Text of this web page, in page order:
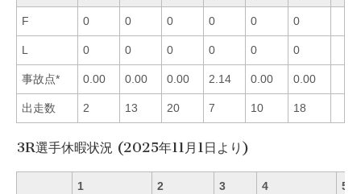
F 0 0 0 0 0 0
L 0 0 0 0 0 0
事故点* 0.00 0.00 0.00 2.14 0.00 0.00
出走数 2 13 20 7 10 18
3R選手休暇状況 (2025年11月1日より)
1 2 3 4 5